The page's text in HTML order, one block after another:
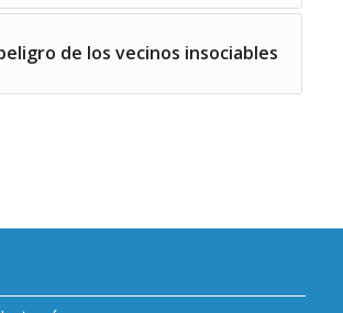
de los vecinos insociables